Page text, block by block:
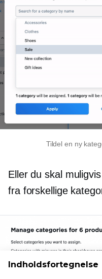
Tildel en ny
Eller du skal
fra forskellige
Indholdsfortegnelse